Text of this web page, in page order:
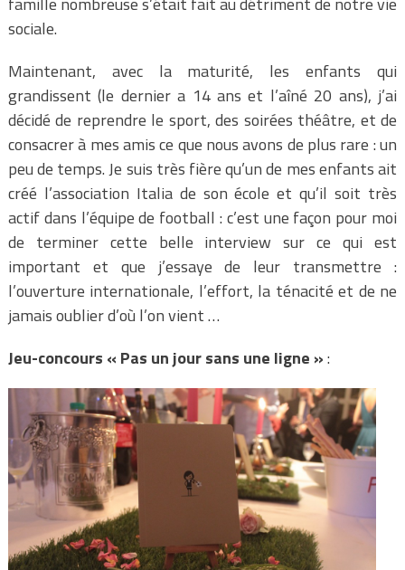
sociale.
Maintenant, avec la maturité, les enfants qui
grandissent (le dernier a 14 ans et l’aîné 20 ans), j’ai
décidé de reprendre le sport, des soirées théâtre, et de
consacrer à mes amis ce que nous avons de plus rare : un
peu de temps. Je suis très fière qu’un de mes enfants ait
créé l’association Italia de son école et qu’il soit très
actif dans l’équipe de football : c’est une façon pour moi
de terminer cette belle interview sur ce qui est
important et que j’essaye de leur transmettre :
l’ouverture internationale, l’effort, la ténacité et de ne
jamais oublier d’où l’on vient …
Jeu-concours « Pas un jour sans une ligne »: